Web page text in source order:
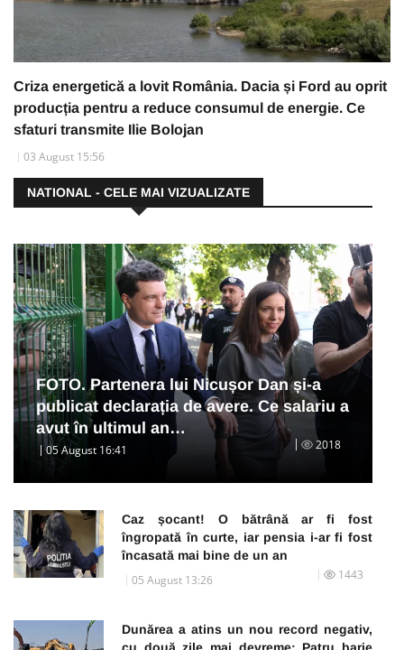
Criza energetică a lovit România. Dacia și Ford au oprit
producția pentru a reduce consumul de energie. Ce
sfaturi transmite Ilie Bolojan
03 August 15:56
NATIONAL - CELE MAI VIZUALIZATE
FOTO. Partenera lui Nicușor Dan și-a
publicat declarația de avere. Ce salariu a
avut în ultimul an…
05 August 16:41 2018
Caz șocant! O bătrână ar fi fost
îngropată în curte, iar pensia i-ar fi fost
încasată mai bine de un an
05 August 13:26 1443
Dunărea a atins un nou record negativ,